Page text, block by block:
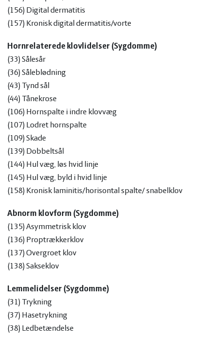
(156) Digital dermatitis
(157) Kronisk digital dermatitis/vorte
Hornrelaterede klovlidelser (Sygdomme)
(33) Sålesår
(36) Såleblødning
(43) Tynd sål
(44) Tånekrose
(106) Hornspalte i indre klovvæg
(107) Lodret hornspalte
(109) Skade
(139) Dobbeltsål
(144) Hul væg, løs hvid linje
(145) Hul væg, byld i hvid linje
(158) Kronisk laminitis/horisontal spalte/ snabelklov
Abnorm klovform (Sygdomme)
(135) Asymmetrisk klov
(136) Proptrækkerklov
(137) Overgroet klov
(138) Sakseklov
Lemmelidelser (Sygdomme)
(31) Trykning
(37) Hasetrykning
(38) Ledbetændelse